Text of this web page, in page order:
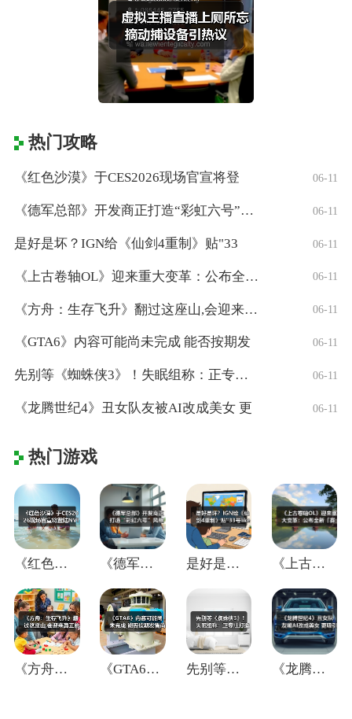
热门攻略
《红色沙漠》于CES2026现场官宣将登 06-11
《德军总部》开发商正打造“彩虹六号”风格 06-11
是好是坏？IGN给《仙剑4重制》贴"33 06-11
《上古卷轴OL》迎来重大变革：公布全新「 06-11
《方舟：生存飞升》翻过这座山,会迎来真正 06-11
《GTA6》内容可能尚未完成 能否按期发 06-11
先别等《蜘蛛侠3》！失眠组称：正专注打造 06-11
《龙腾世纪4》丑女队友被AI改成美女 更 06-11
热门游戏
《红色沙漠》于CES2026现场官宣将登 《德军总部》开发商正打造“彩虹六号”风格 是好是坏？IGN给《仙剑4重制》贴"33 《上古卷轴OL》迎来重大变革：公布全新「
《方舟：生存飞升》翻过这座山,会迎来真正 《GTA6》内容可能尚未完成 能否按期发 先别等《蜘蛛侠3》！失眠组称：正专注打造 《龙腾世纪4》丑女队友被AI改成美女 更